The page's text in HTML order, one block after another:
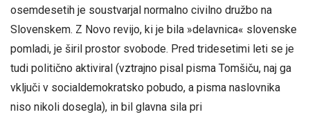
osemdesetih je soustvarjal normalno civilno družbo na
Slovenskem. Z Novo revijo, ki je bila »delavnica« slovenske
pomladi, je širil prostor svobode. Pred tridesetimi leti se je
tudi politično aktiviral (vztrajno pisal pisma Tomšiču, naj ga
vključi v socialdemokratsko pobudo, a pisma naslovnika
niso nikoli dosegla), in bil glavna sila pri